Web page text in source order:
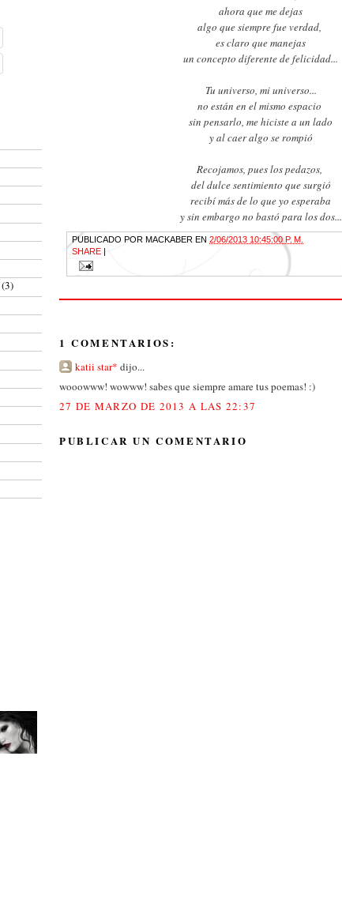
ahora que me dejas
algo que siempre fue verdad,
es claro que manejas
un concepto diferente de felicidad...
Tu universo, mi universo...
no están en el mismo espacio
sin pensarlo, me hiciste a un lado
y al caer algo se rompió
Recojamos, pues los pedazos,
del dulce sentimiento que surgió
recibí más de lo que yo esperaba
y sin embargo no bastó para los dos...
PUBLICADO POR MACKABER EN 2/06/2013 10:45:00 P. M.
SHARE
1 COMENTARIOS:
katii star* dijo...
wooowww! wowww! sabes que siempre amare tus poemas! :)
27 DE MARZO DE 2013 A LAS 22:37
PUBLICAR UN COMENTARIO
(3)